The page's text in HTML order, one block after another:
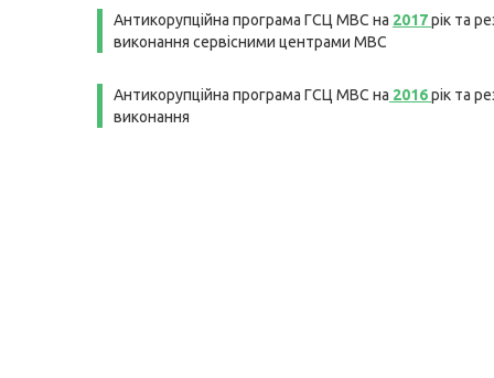
Антикорупційна програма ГСЦ МВС на 2017рік та
виконання сервісними центрами МВС
Антикорупційна програма ГСЦ МВС на 2016рік та
виконання